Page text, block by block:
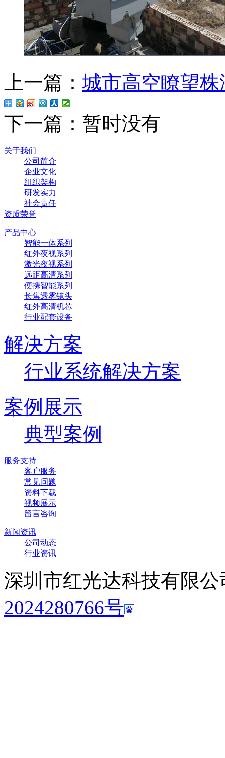
上一篇： 城市高空瞭望
下一篇：暂时没有
关于我们
公司简介
企业文化
组织架构
研发实力
社会责任
资质荣誉
产品中心
智能一体系列
红外夜视系列
激光夜视系列
远距高清系列
便携智能系列
长焦透雾镜头
红外高清机芯
行业配套设备
解决方案
行业系统解决方案
案例展示
典型案例
服务支持
客户服务
常见问题
资料下载
视频展示
留言咨询
新闻资讯
公司动态
行业资讯
深圳市红光达科技有限
2024280766号